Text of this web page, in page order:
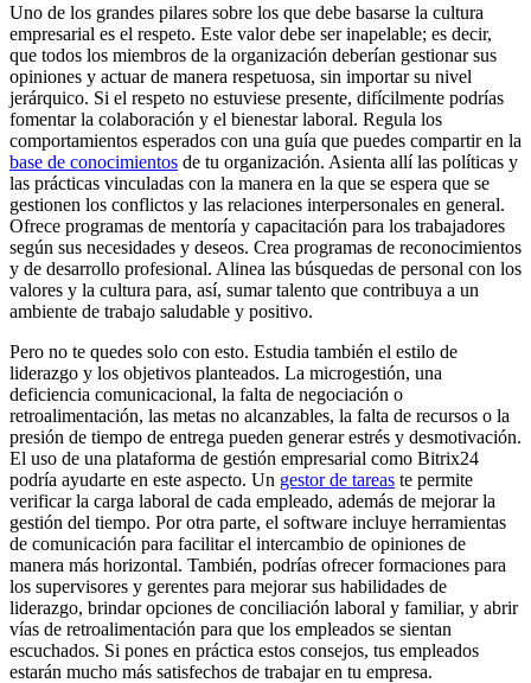
Uno de los grandes pilares sobre los que debe basarse la cultura
empresarial es el respeto. Este valor debe ser inapelable; es decir,
que todos los miembros de la organización deberían gestionar sus
opiniones y actuar de manera respetuosa, sin importar su nivel
jerárquico. Si el respeto no estuviese presente, difícilmente podrías
fomentar la colaboración y el bienestar laboral. Regula los
comportamientos esperados con una guía que puedes compartir en la
base de conocimientos de tu organización. Asienta allí las políticas y
las prácticas vinculadas con la manera en la que se espera que se
gestionen los conflictos y las relaciones interpersonales en general.
Ofrece programas de mentoría y capacitación para los trabajadores
según sus necesidades y deseos. Crea programas de reconocimientos
y de desarrollo profesional. Alinea las búsquedas de personal con los
valores y la cultura para, así, sumar talento que contribuya a un
ambiente de trabajo saludable y positivo.
Pero no te quedes solo con esto. Estudia también el estilo de
liderazgo y los objetivos planteados. La microgestión, una
deficiencia comunicacional, la falta de negociación o
retroalimentación, las metas no alcanzables, la falta de recursos o la
presión de tiempo de entrega pueden generar estrés y desmotivación.
El uso de una plataforma de gestión empresarial como Bitrix24
podría ayudarte en este aspecto. Un gestor de tareas te permite
verificar la carga laboral de cada empleado, además de mejorar la
gestión del tiempo. Por otra parte, el software incluye herramientas
de comunicación para facilitar el intercambio de opiniones de
manera más horizontal. También, podrías ofrecer formaciones para
los supervisores y gerentes para mejorar sus habilidades de
liderazgo, brindar opciones de conciliación laboral y familiar, y abrir
vías de retroalimentación para que los empleados se sientan
escuchados. Si pones en práctica estos consejos, tus empleados
estarán mucho más satisfechos de trabajar en tu empresa.